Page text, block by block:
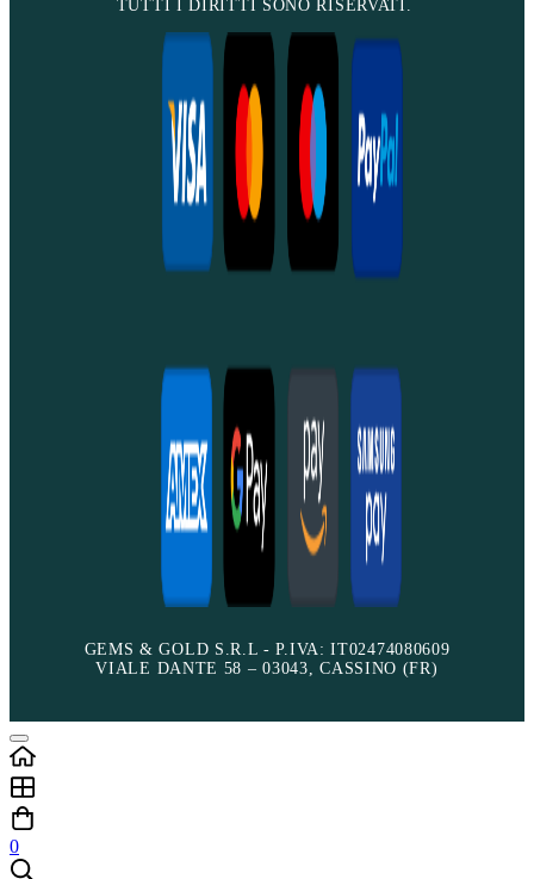
TUTTI I DIRITTI SONO RISERVATI.
GEMS & GOLD S.R.L - P.IVA: IT02474080609
VIALE DANTE 58 – 03043, CASSINO (FR)
0